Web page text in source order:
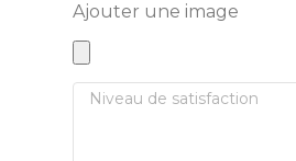
Ajouter une image